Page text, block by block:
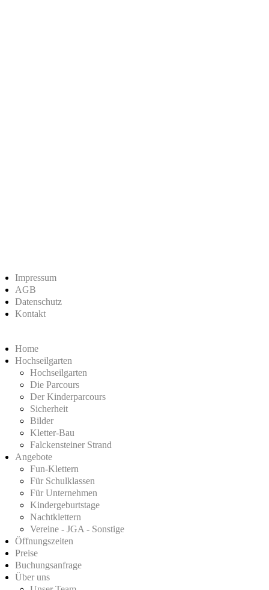
Impressum
AGB
Datenschutz
Kontakt
Home
Hochseilgarten
Hochseilgarten
Die Parcours
Der Kinderparcours
Sicherheit
Bilder
Kletter-Bau
Falckensteiner Strand
Angebote
Fun-Klettern
Für Schulklassen
Für Unternehmen
Kindergeburtstage
Nachtklettern
Vereine - JGA - Sonstige
Öffnungszeiten
Preise
Buchungsanfrage
Über uns